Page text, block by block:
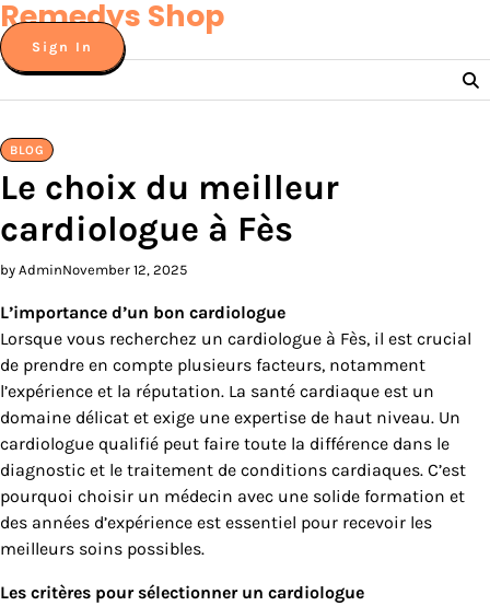
Skip
to
content
Remedys Shop
Sign In
BLOG
Le choix du meilleur
cardiologue à Fès
by AdminNovember 12, 2025
L’importance d’un bon cardiologue
Lorsque vous recherchez un cardiologue à Fès, il est crucial
de prendre en compte plusieurs facteurs, notamment
l’expérience et la réputation. La santé cardiaque est un
domaine délicat et exige une expertise de haut niveau. Un
cardiologue qualifié peut faire toute la différence dans le
diagnostic et le traitement de conditions cardiaques. C’est
pourquoi choisir un médecin avec une solide formation et
des années d’expérience est essentiel pour recevoir les
meilleurs soins possibles.
Les critères pour sélectionner un cardiologue